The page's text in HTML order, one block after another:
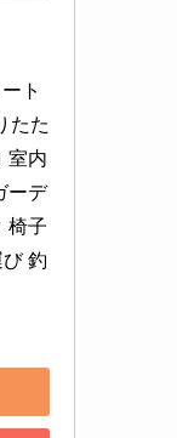
ト
たた
室内
ーデ
椅子
釣